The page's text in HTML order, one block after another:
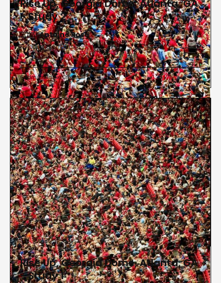
Rise Up, Georgia Dome, Atlanta, GA
- Study 2
2017 |Antoine Rose
Fotografía en Diasec
Administrative Offices 
Rise Up, Georgia Dome, Atlanta, GA
- Study 1